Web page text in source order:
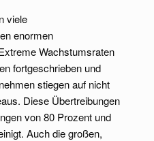
viele
enormen
Wachstumsraten
fortgeschrieben und
stiegen auf nicht
Diese Übertreibungen
von 80 Prozent und
Auch die großen,